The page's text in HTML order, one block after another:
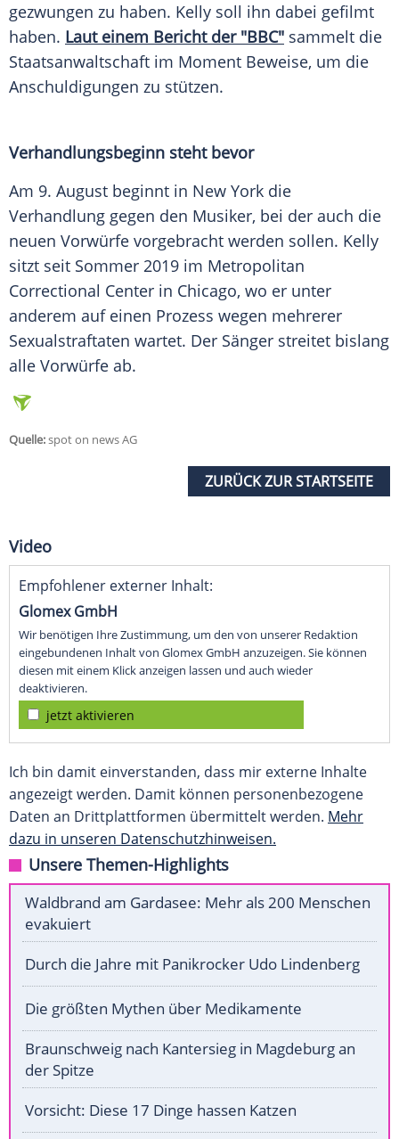
gezwungen zu haben. Kelly soll ihn dabei gefilmt
haben. Laut einem Berichtder "BBC" sammelt die
Staatsanwaltschaft im Moment Beweise, um die
Anschuldigungen zu stützen.
Verhandlungsbeginn steht bevor
Am 9. August beginnt in New York die
Verhandlung gegen den Musiker, bei der auch die
neuen Vorwürfe vorgebracht werden sollen. Kelly
sitzt seit Sommer 2019 im Metropolitan
Correctional Center in Chicago, wo er unter
anderem auf einen Prozess wegen mehrerer
Sexualstraftaten wartet. Der Sänger streitet bislang
alle Vorwürfe ab.
Quelle:spot on news AG
ZURÜCK ZUR STARTSEITE
Video
Empfohlener externer Inhalt:
Glomex GmbH
Wir benötigen Ihre Zustimmung, um den von unserer Redaktion
eingebundenen Inhalt von Glomex GmbH anzuzeigen. Sie können
diesen mit einem Klick anzeigen lassen und auch wieder
deaktivieren.
jetzt aktivieren
Ich bin damit einverstanden, dass mir externe Inhalte
angezeigt werden. Damit können personenbezogene
Daten an Drittplattformen übermittelt werden. Mehr
dazu in unseren Datenschutzhinweisen.
Unsere Themen-Highlights
Waldbrand am Gardasee: Mehr als 200 Menschen
evakuiert
Durch die Jahre mit Panikrocker Udo Lindenberg
Die größten Mythen über Medikamente
Braunschweig nach Kantersieg in Magdeburg an
der Spitze
Vorsicht: Diese 17 Dinge hassen Katzen